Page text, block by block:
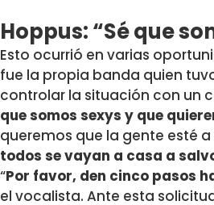
Hoppus: “Sé que
Esto ocurrió en varias
fue la propia banda quien
controlar la situación con un
que somos sexys y que
queremos que la gente esté a
todos se vayan a casa a
“Por favor, den cinco pasos
el vocalista. Ante esta